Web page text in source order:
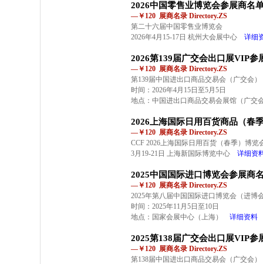
2026中国零售业博览会参展商名
—￥120 展商名录 Directory.ZS
第二十六届中国零售业博览会
2026年4月15-17日 杭州大会展中心
详细
2026第139届广交会出口展VIP参
—￥120 展商名录 Directory.ZS
第139届中国进出口商品交易会（广交会）
时间：2026年4月15日至5月5日
地点：中国进出口商品交易会展馆（广交
2026上海国际日用百货商品（春
—￥120 展商名录 Directory.ZS
CCF 2026上海国际日用百货（春季）博览
3月19-21日 上海新国际博览中心
详细资
2025中国国际进口博览会参展商
—￥120 展商名录 Directory.ZS
2025年第八届中国国际进口博览会（进博
时间：2025年11月5日至10日
地点：国家会展中心（上海）
详细资料
2025第138届广交会出口展VIP参
—￥120 展商名录 Directory.ZS
第138届中国进出口商品交易会（广交会）